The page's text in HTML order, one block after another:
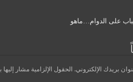
على الدوام…ماهو
بريدك الإلكتروني. الحقول الإلزامية مشار إليها